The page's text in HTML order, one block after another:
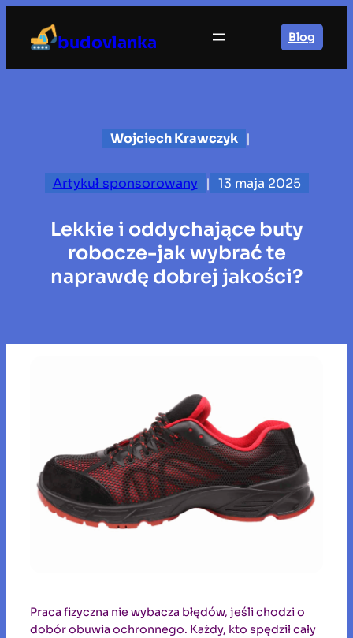
treści
budovlanka Blog
Wojciech Krawczyk |
Artykuł sponsorowany | 13 maja 2025
Lekkie i oddychające buty
robocze-jak wybrać te
naprawdę dobrej jakości?
Praca fizyczna nie wybacza błędów, jeśli chodzi o
dobór obuwia ochronnego. Każdy, kto spędził cały